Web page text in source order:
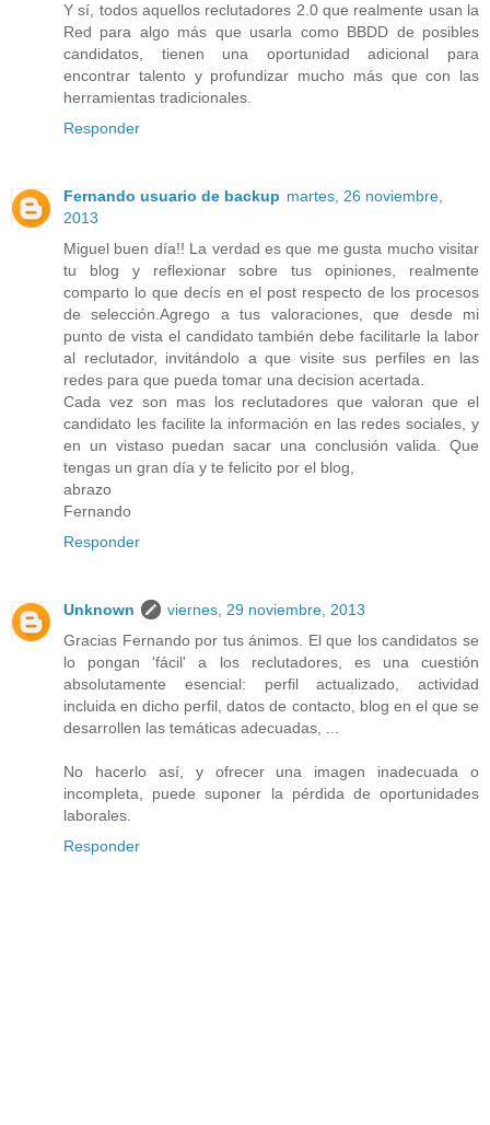
Y sí, todos aquellos reclutadores 2.0 que realmente usan la
Red para algo más que usarla como BBDD de posibles
candidatos, tienen una oportunidad adicional para
encontrar talento y profundizar mucho más que con las
herramientas tradicionales.
Responder
Fernando usuario de backup martes, 26 noviembre,
2013
Miguel buen día!! La verdad es que me gusta mucho visitar
tu blog y reflexionar sobre tus opiniones, realmente
comparto lo que decís en el post respecto de los procesos
de selección.Agrego a tus valoraciones, que desde mi
punto de vista el candidato también debe facilitarle la labor
al reclutador, invitándolo a que visite sus perfiles en las
redes para que pueda tomar una decision acertada.
Cada vez son mas los reclutadores que valoran que el
candidato les facilite la información en las redes sociales, y
en un vistaso puedan sacar una conclusión valida. Que
tengas un gran día y te felicito por el blog,
abrazo
Fernando
Responder
Unknown
viernes, 29 noviembre, 2013
Gracias Fernando por tus ánimos. El que los candidatos se
lo pongan 'fácil' a los reclutadores, es una cuestión
absolutamente esencial: perfil actualizado, actividad
incluida en dicho perfil, datos de contacto, blog en el que se
desarrollen las temáticas adecuadas, ...
No hacerlo así, y ofrecer una imagen inadecuada o
incompleta, puede suponer la pérdida de oportunidades
laborales.
Responder